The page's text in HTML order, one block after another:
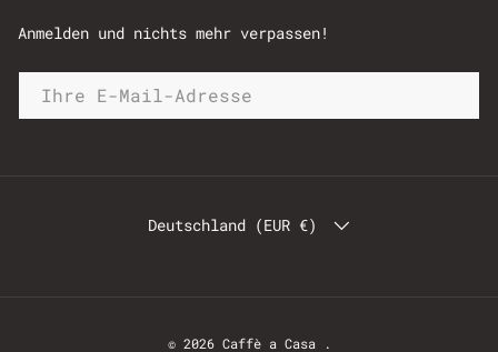
Anmelden und nichts mehr verpassen!
Deutschland (EUR €)
© 2026 Caffè a Casa .